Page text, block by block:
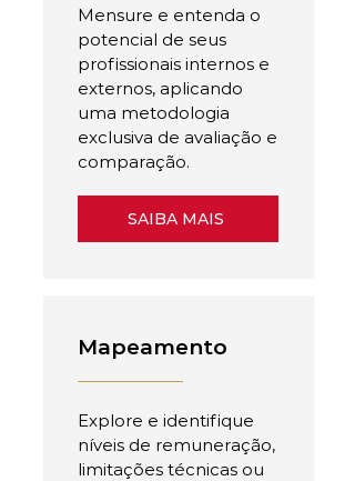
Mensure e entenda o
potencial de seus
profissionais internos e
externos, aplicando
uma metodologia
exclusiva de avaliação e
comparação.
SAIBA MAIS
Mapeamento
Explore e identifique
níveis de remuneração,
limitações técnicas ou